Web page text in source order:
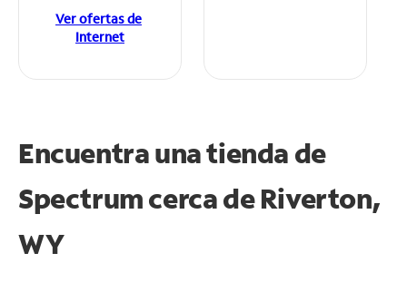
Ver ofertas de
Internet
Encuentra una tienda de
Spectrumcerca de Riverton,
WY